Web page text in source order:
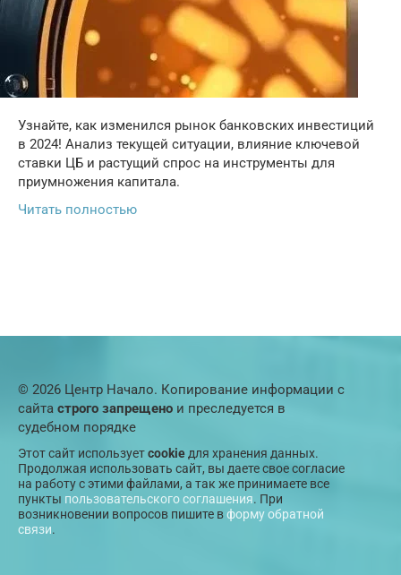
Узнайте, как изменился рынок банковских инвестиций
в 2024! Анализ текущей ситуации, влияние ключевой
ставки ЦБ и растущий спрос на инструменты для
приумножения капитала.
Читать полностью
© 2026 Центр Начало. Копирование информации с
сайта строго запрещено и преследуется в
судебном порядке
Этот сайт используетcookie для хранения данных.
Продолжая использовать сайт, вы даете свое согласие
на работу с этими файлами, а так же принимаете все
пункты пользовательского соглашения. При
возникновении вопросов пишите вформу обратной
связи.